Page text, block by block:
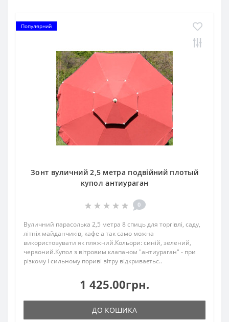
Популярний
Зонт вуличний 2,5 метра подвійний плотый
купол антиураган
0
Вуличний парасолька 2,5 метра 8 спиць для торгівлі, саду,
літніх майданчиків, кафе а так само можна
використовувати як пляжний.Кольори: синій, зелений,
червоний.Купол з вітровим клапаном "антиураган" - при
різкому і сильному пориві вітру відкриваєтьс..
1 425.00грн.
ДО КОШИКА